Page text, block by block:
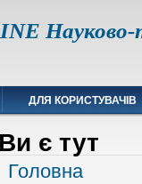
Науково-
ДЛЯ КОРИСТУВАЧІВ
Ви є тут
Головна